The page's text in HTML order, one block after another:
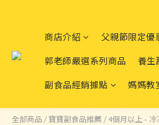
商店介紹 父親節限定優
郭老師嚴選系列商品
養生
副食品經銷據點
媽媽教
全部商品 /寶寶副食品推薦 / 4個月以上 -